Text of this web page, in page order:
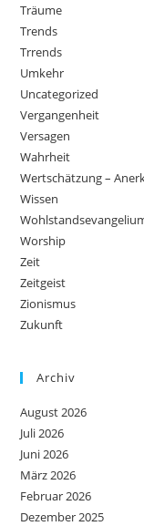
Träume
Trends
Trrends
Umkehr
Uncategorized
Vergangenheit
Versagen
Wahrheit
Wertschätzung –
Wissen
Worship
Zeit
Zeitgeist
Zionismus
Zukunft
Archiv
August 2026
Juli 2026
Juni 2026
März 2026
Februar 2026
Dezember 2025